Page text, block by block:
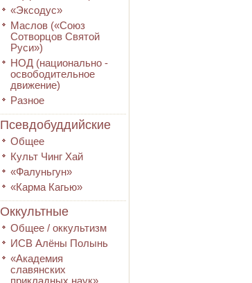
«Эксодус»
Маслов («Союз
Сотворцов Святой
Руси»)
НОД (национально -
освободительное
движение)
Разное
Псевдобуддийские
Общее
Культ Чинг Хай
«Фалуньгун»
«Карма Кагью»
Оккультные
Общее / оккультизм
ИСВ Алёны Полынь
«Академия
славянских
прикладных наук»